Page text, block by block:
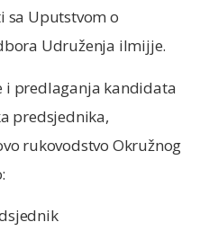
sa Uputstvom o
Udruženja ilmijje.
i predlaganja kandidata
predsjednika,
rukovodstvo Okružnog